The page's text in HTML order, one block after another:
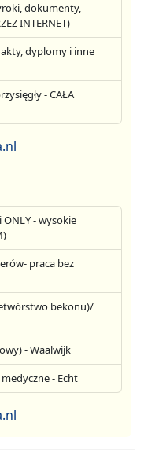
dokumenty,
INTERNET)
akty, dyplomy i inne
- CAŁA
- wysokie
praca bez
bekonu)/
- Waalwijk
- Echt